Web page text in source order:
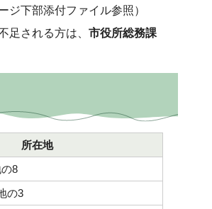
下部添付ファイル参照）
足される方は、 市役所総務課
所在地
目8番地の8
の3